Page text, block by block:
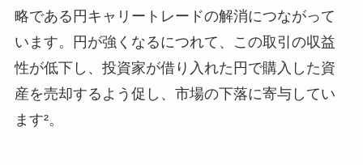
略である円キャリートレードの解消につながって
います。円が強くなるにつれて、この取引の収益
性が低下し、投資家が借り入れた円で購入した資
産を売却するよう促し、市場の下落に寄与してい
ます²。